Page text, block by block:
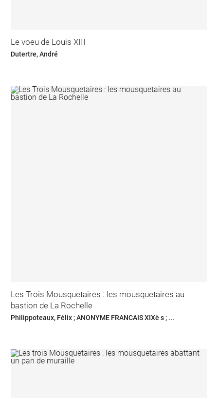
Le voeu de Louis XIII
Dutertre, André
Les Trois Mousquetaires : les mousquetaires au
bastion de La Rochelle
Philippoteaux, Félix ; ANONYME FRANCAIS XIXè s ; ...